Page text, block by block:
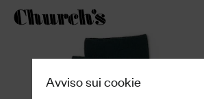
Avviso sui cookie